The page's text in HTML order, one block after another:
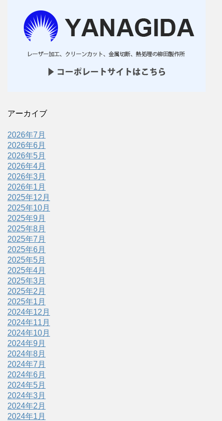
アーカイブ
2026年7月
2026年6月
2026年5月
2026年4月
2026年3月
2026年1月
2025年12月
2025年10月
2025年9月
2025年8月
2025年7月
2025年6月
2025年5月
2025年4月
2025年3月
2025年2月
2025年1月
2024年12月
2024年11月
2024年10月
2024年9月
2024年8月
2024年7月
2024年6月
2024年5月
2024年3月
2024年2月
2024年1月